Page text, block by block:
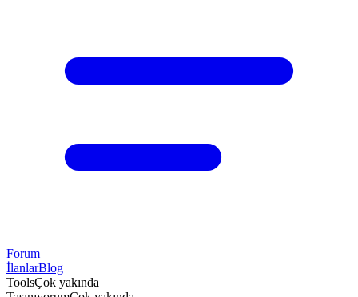
Forum
İlanlarBlog
ToolsÇok yakında